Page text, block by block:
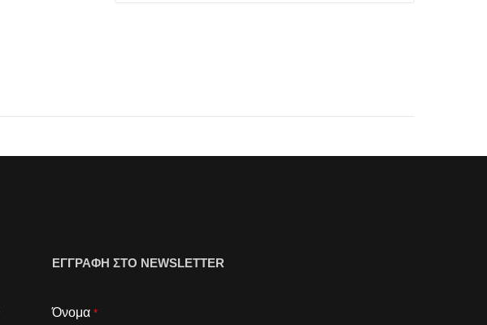
ΕΓΓΡΑΦΗ ΣΤΟ NEWSLETTER
Όνομα *